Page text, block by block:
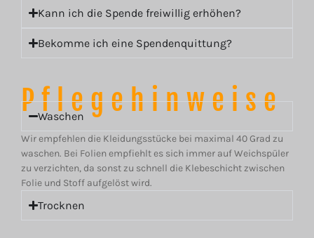
Kann ich die Spende freiwillig erhöhen?
Bekomme ich eine Spendenquittung?
Pflegehinweise
Waschen
Wir empfehlen die Kleidungsstücke bei maximal 40 Grad zu
waschen. Bei Folien empfiehlt es sich immer auf Weichspüler
zu verzichten, da sonst zu schnell die Klebeschicht zwischen
Folie und Stoff aufgelöst wird.
Trocknen